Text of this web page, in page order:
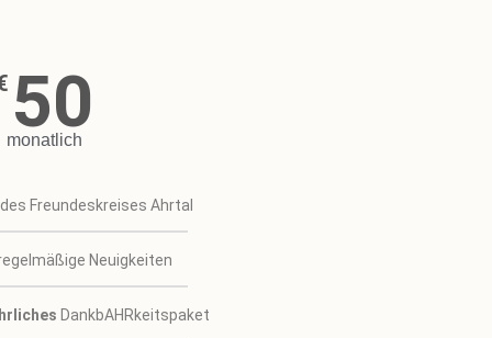
50
monatlich
Freundeskreises Ahrtal
Neuigkeiten
DankbAHRkeitspaket